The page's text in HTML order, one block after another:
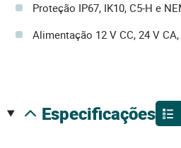
Proteção IP67, IK10, C5-H e
Alimentação 12 V CC, 24 V
especificações